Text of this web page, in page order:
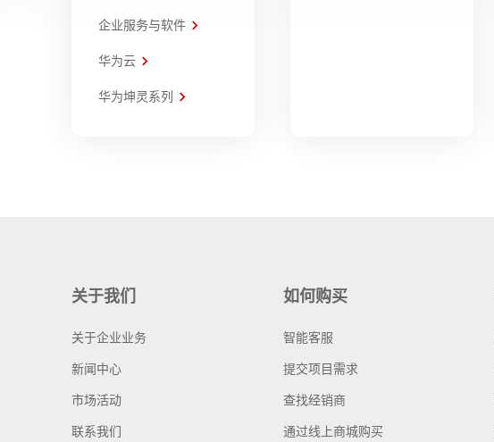
企业服务与软件
华为云
华为坤灵系列
关于我们
关于企业业务
新闻中心
市场活动
联系我们
如何购买
智能客服
提交项目需求
查找经销商
通过线上商城购买